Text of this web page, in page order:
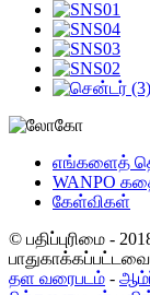
எங்களைத்
WANPO
கேள்விகள்
© பதிப்புரிமை -
தள வரைபடம் -